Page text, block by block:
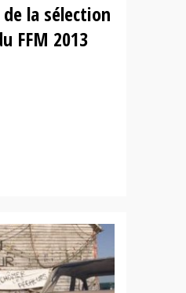
la sélection
FFM 2013